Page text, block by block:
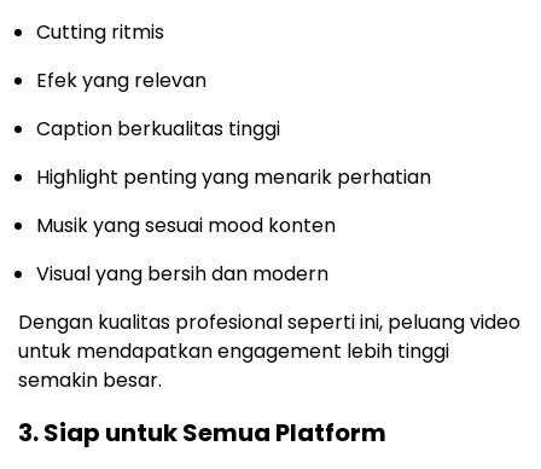
Cutting ritmis
Efek yang relevan
Caption berkualitas tinggi
Highlight penting yang menarik perhatian
Musik yang sesuai mood konten
Visual yang bersih dan modern
Dengan kualitas profesional seperti ini, peluang video
untuk mendapatkan engagement lebih tinggi
semakin besar.
3. Siap untuk Semua Platform